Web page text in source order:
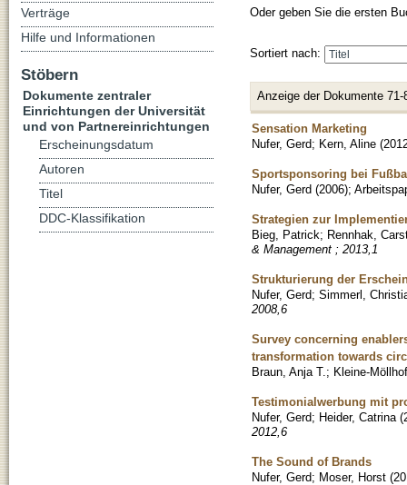
Oder geben Sie die ersten
Sortiert nach:
Anzeige der Dokumente 71-
Sensation Marketing
Nufer, Gerd; Kern, Aline (
Sportsponsoring bei
Nufer, Gerd (2006);
Strategien zur
Bieg, Patrick; Rennhak,
& Management ; 2013,1
Strukturierung der
Nufer, Gerd; Simmerl,
2008,6
Survey concerning
transformation towards
Braun, Anja T. ; Kleine-
Testimonialwerbung mit
Nufer, Gerd; Heider, Catrina (
2012,6
The Sound of Brands
Nufer, Gerd; Moser, Horst (
Verträge
Hilfe und Informationen
Stöbern
Dokumente zentraler
Einrichtungen der Universität
und von Partnereinrichtungen
Erscheinungsdatum
Autoren
Titel
DDC-Klassifikation